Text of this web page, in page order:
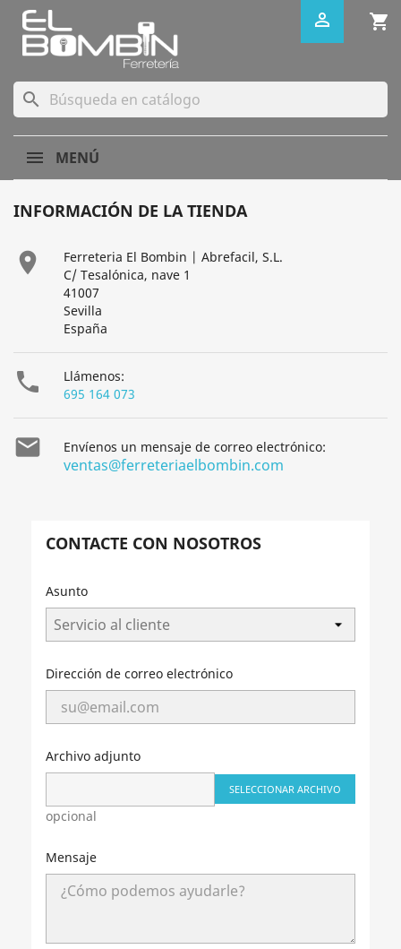
shopping_cart

search
MENÚ
INFORMACIÓN DE LA TIENDA

Ferreteria El Bombin | Abrefacil, S.L.
C/ Tesalónica, nave 1
41007
Sevilla
España

Llámenos:
695 164 073
 Envíenos un mensaje de correo electrónico:
ventas@ferreteriaelbombin.com
CONTACTE CON NOSOTROS
Asunto
Dirección de correo electrónico
Archivo adjunto
SELECCIONAR ARCHIVO
opcional
Mensaje